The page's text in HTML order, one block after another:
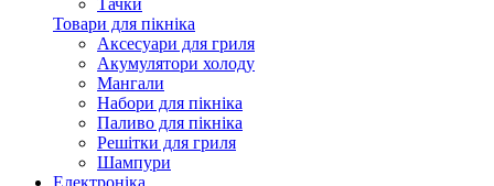
Тачки
Товари для пікніка
Аксесуари для гриля
Акумулятори холоду
Мангали
Набори для пікніка
Паливо для пікніка
Решітки для гриля
Шампури
Електроніка